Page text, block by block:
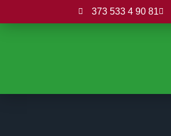
373 533 4 90 81